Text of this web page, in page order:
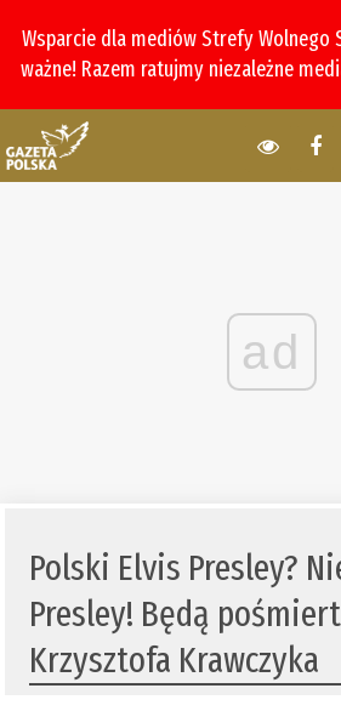
Wsparcie dla mediów Strefy Wolnego
ważne! Razem ratujmy niezależne
ad
Polski Elvis Presley?
Presley! Będą
Krzysztofa Krawczyka